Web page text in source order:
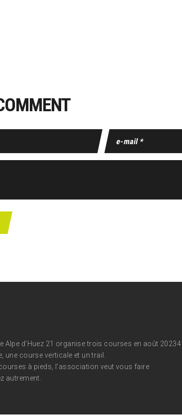
Alpe d’Huez 21 organise trois courses en août 20234
une course verticale et un trail.
à pieds, l’association veut vous faire
autrement.